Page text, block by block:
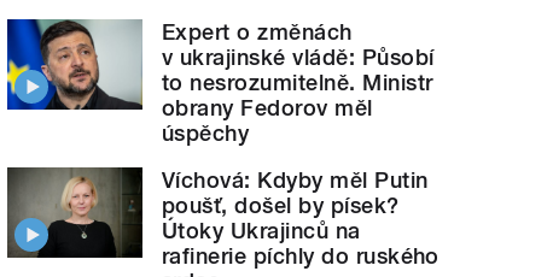
Expert o změnách
v ukrajinské vládě: Působí
to nesrozumitelně. Ministr
obrany Fedorov měl
úspěchy
Víchová: Kdyby měl Putin
poušť, došel by písek?
Útoky Ukrajinců na
rafinerie píchly do ruského